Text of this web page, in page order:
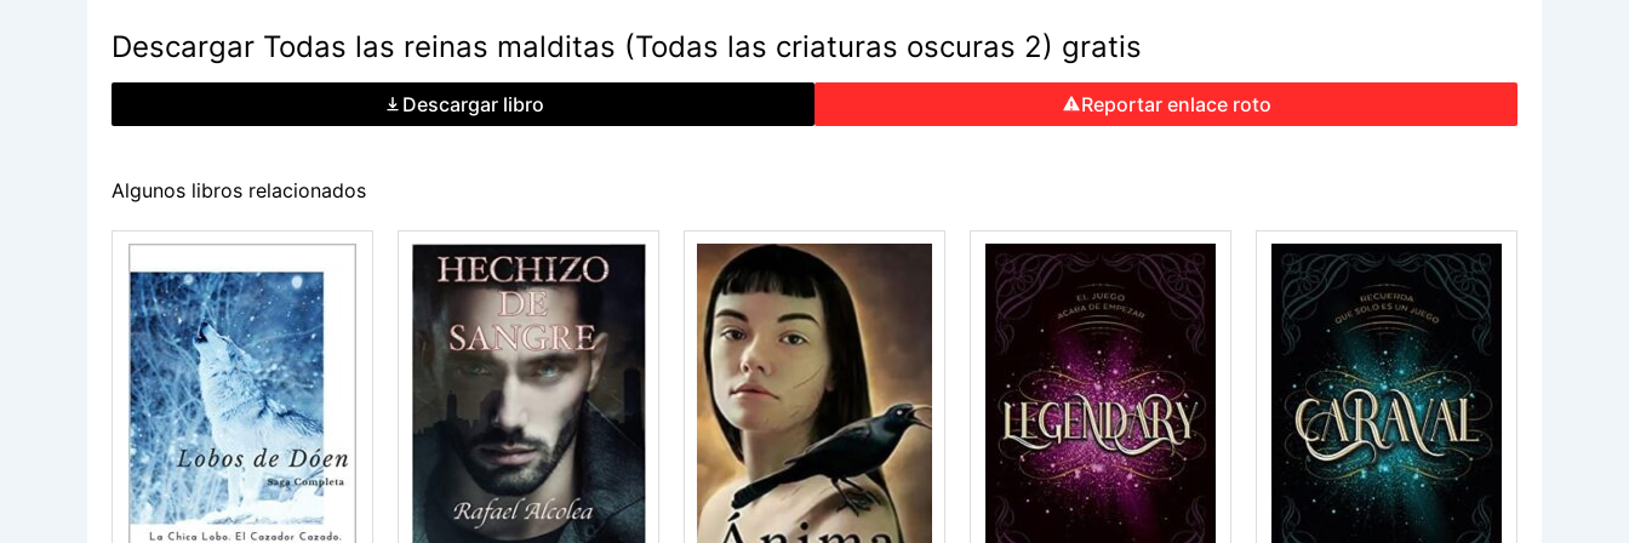
Descargar Todas las reinas malditas (Todas las criaturas oscuras 2) gratis
Descargar libro Reportar enlace roto
Algunos libros relacionados